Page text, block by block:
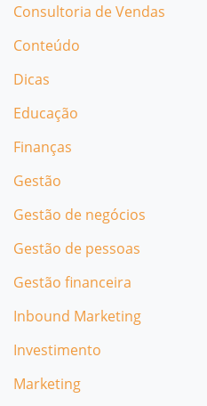
Consultoria de Vendas
Conteúdo
Dicas
Educação
Finanças
Gestão
Gestão de negócios
Gestão de pessoas
Gestão financeira
Inbound Marketing
Investimento
Marketing